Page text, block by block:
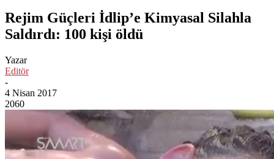
Rejim Güçleri İdlip’e Kimyasal Silahla
Saldırdı: 100 kişi öldü
Yazar
Editör
-
4 Nisan 2017
2060